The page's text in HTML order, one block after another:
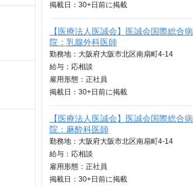
掲載日： 30+日 前に掲載
【医療法人医誠会】医誠会国際総合病
院：乳腺外科医師
勤務地：大阪府大阪市北区南扇町4-14
給与： 応相談
雇用形態：正社員
掲載日： 30+日 前に掲載
【医療法人医誠会】医誠会国際総合病
院：麻酔科医師
勤務地：大阪府大阪市北区南扇町4-14
給与： 応相談
雇用形態：正社員
掲載日： 30+日 前に掲載